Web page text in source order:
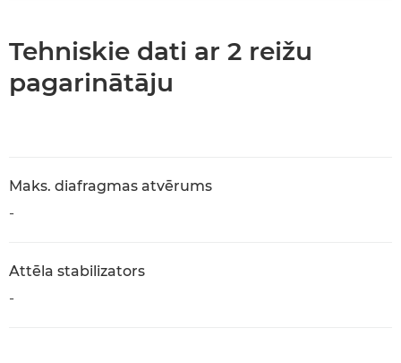
Tehniskie dati ar 2 reižu
pagarinātāju
Maks. diafragmas atvērums
-
Attēla stabilizators
-